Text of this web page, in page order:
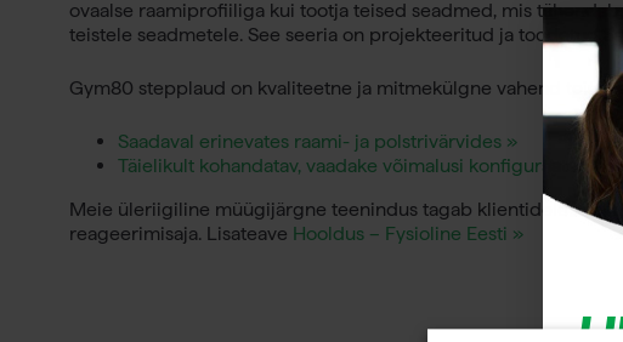
ovaalse raamiprofiiliga kui tootja teised seadmed, mis
teistele seadmetele. See seeria on projekteeritud ja toodetud
Gym80 stepplaud on kvaliteetne ja mitmekülgne vahend teie
Saadaval erinevates raami- ja polstrivärvides »
Täielikult kohandatav, vaadake võimalusi konfiguraatori
Meie üleriigiline müügijärgne teenindus tagab klientidele
reageerimisaja. Lisateave Hooldus – Fysioline Eesti »